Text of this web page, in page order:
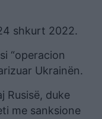
shkurt 2022.
“operacion
Ukrainën.
Rusisë, duke
me sanksione